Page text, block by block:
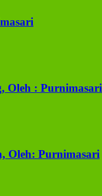
Oleh : Purnimasari
Oleh: Purnimasari